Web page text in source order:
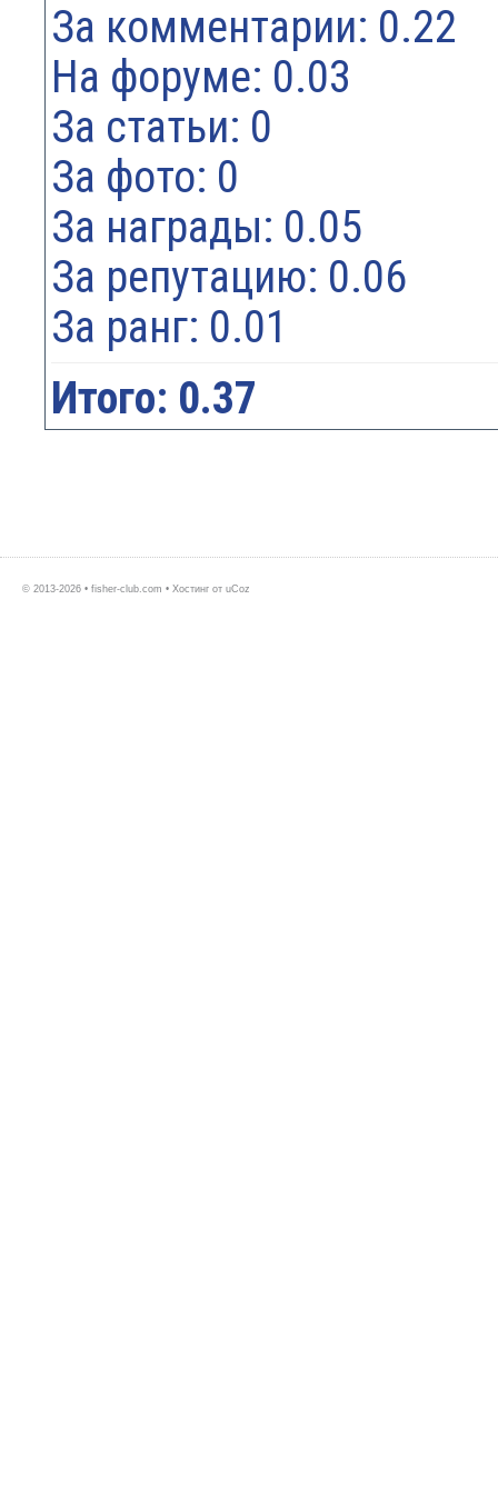
За комментарии: 0.22
На форуме: 0.03
За статьи: 0
За фото: 0
За награды: 0.05
За репутацию: 0.06
За ранг: 0.01
Итого: 0.37
© 2013-2026 • fisher-club.com • Хостинг от uCoz